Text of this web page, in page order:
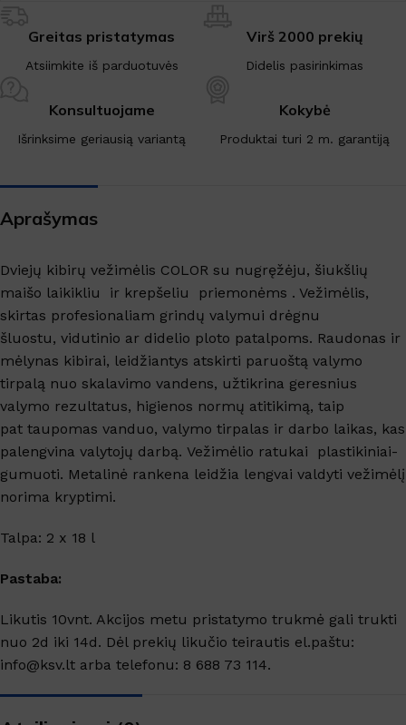
Greitas pristatymas
Atsiimkite iš parduotuvės
Virš 2000 prekių
Didelis pasirinkimas
Konsultuojame
Išrinksime geriausią variantą
Kokybė
Produktai turi 2 m. garantiją
Aprašymas
Dviejų kibirų vežimėlis COLOR su nugręžėju, šiukšlių
maišo laikikliu ir krepšeliu priemonėms . Vežimėlis,
skirtas profesionaliam grindų valymui drėgnu
šluostu, vidutinio ar didelio ploto patalpoms. Raudonas ir
mėlynas kibirai, leidžiantys atskirti paruoštą valymo
tirpalą nuo skalavimo vandens, užtikrina geresnius
valymo rezultatus, higienos normų atitikimą, taip
pat taupomas vanduo, valymo tirpalas ir darbo laikas, kas
palengvina valytojų darbą. Vežimėlio ratukai plastikiniai-
gumuoti. Metalinė rankena leidžia lengvai valdyti vežimėlį
norima kryptimi.
Talpa: 2 x 18 l
Pastaba:
Likutis 10vnt. Akcijos metu pristatymo trukmė gali trukti
nuo 2d iki 14d. Dėl prekių likučio teirautis el.paštu:
info@ksv.lt arba telefonu: 8 688 73 114.